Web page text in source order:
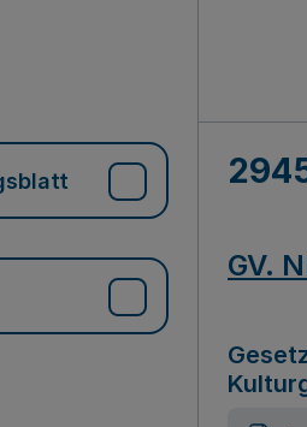
GV.